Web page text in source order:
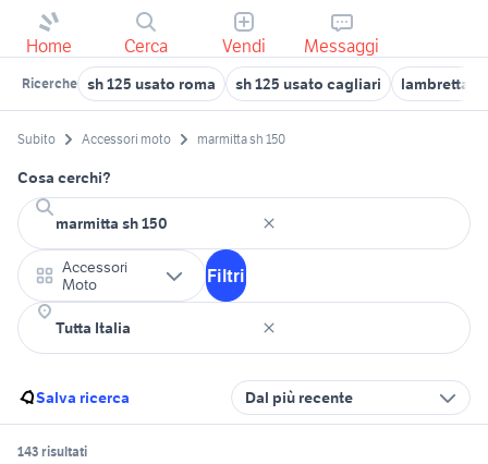
Home Cerca Vendi Messaggi
Ricerche sh 125 usato roma sh 125 usato cagliari lambretta
Subito Accessori moto marmitta sh 150
Cosa cerchi?
Accessori
Moto
Filtri
Salva ricerca Dal più recente
143 risultati